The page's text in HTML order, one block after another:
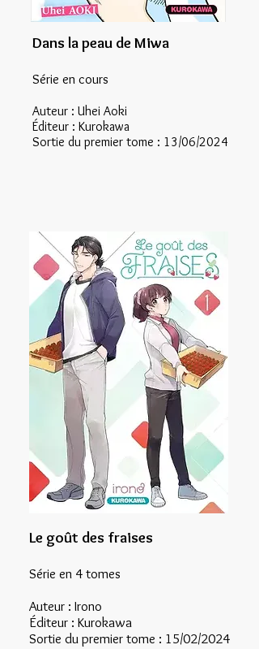
Dans la peau de Miwa
Série en cours
Auteur : Uhei Aoki
Éditeur : Kurokawa
Sortie du premier tome : 13/06/2024
Le goût des fraises
Série en 4 tomes
Auteur : Irono
Éditeur : Kurokawa
Sortie du premier tome : 15/02/2024